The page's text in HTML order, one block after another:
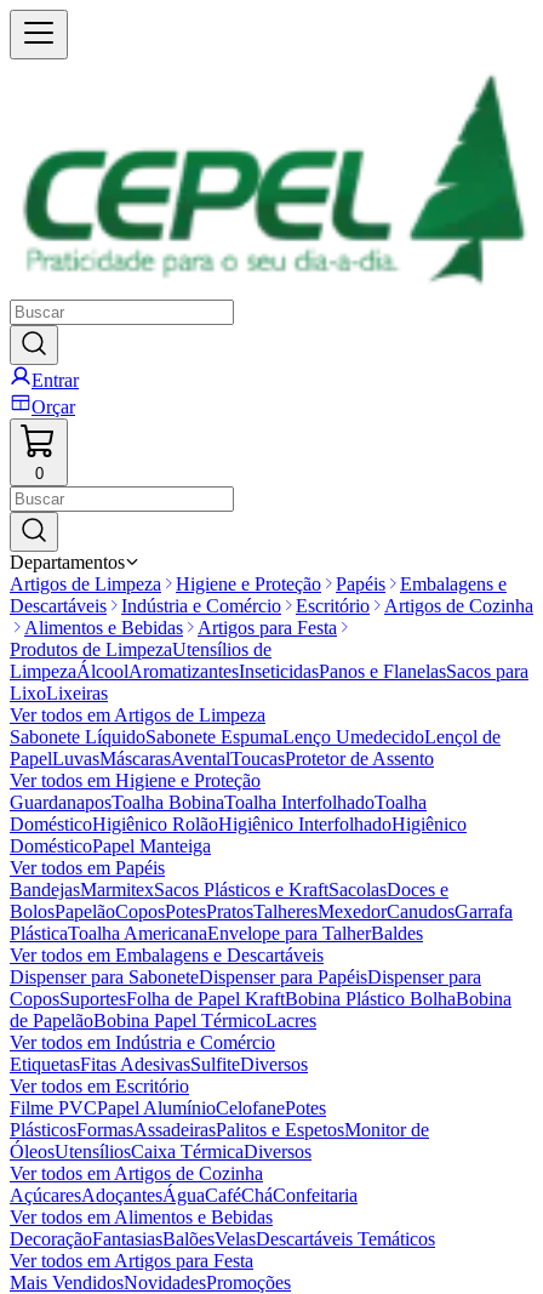
Entrar
Orçar
0
Departamentos
Artigos de Limpeza
Higiene e Proteção Papéis
Embalagens e
Descartáveis
Indústria e Comércio Escritório
Artigos de Cozinha
Alimentos e Bebidas
Artigos para Festa
Produtos de LimpezaUtensílios de
LimpezaÁlcoolAromatizantesInseticidasPanos e FlanelasSacos para
LixoLixeiras
Ver todos em Artigos de Limpeza
Sabonete LíquidoSabonete EspumaLenço UmedecidoLençol de
PapelLuvasMáscarasAventalToucasProtetor de Assento
Ver todos em Higiene e Proteção
GuardanaposToalha BobinaToalha InterfolhadoToalha
DomésticoHigiênico RolãoHigiênico InterfolhadoHigiênico
DomésticoPapel Manteiga
Ver todos em Papéis
BandejasMarmitexSacos Plásticos e KraftSacolasDoces e
BolosPapelãoCoposPotesPratosTalheresMexedorCanudosGarrafa
PlásticaToalha AmericanaEnvelope para TalherBaldes
Ver todos em Embalagens e Descartáveis
Dispenser para SaboneteDispenser para PapéisDispenser para
CoposSuportesFolha de Papel KraftBobina Plástico BolhaBobina
de PapelãoBobina Papel TérmicoLacres
Ver todos em Indústria e Comércio
EtiquetasFitas AdesivasSulfiteDiversos
Ver todos em Escritório
Filme PVCPapel AlumínioCelofanePotes
PlásticosFormasAssadeirasPalitos e EspetosMonitor de
ÓleosUtensíliosCaixa TérmicaDiversos
Ver todos em Artigos de Cozinha
AçúcaresAdoçantesÁguaCaféCháConfeitaria
Ver todos em Alimentos e Bebidas
DecoraçãoFantasiasBalõesVelasDescartáveis Temáticos
Ver todos em Artigos para Festa
Mais VendidosNovidadesPromoções